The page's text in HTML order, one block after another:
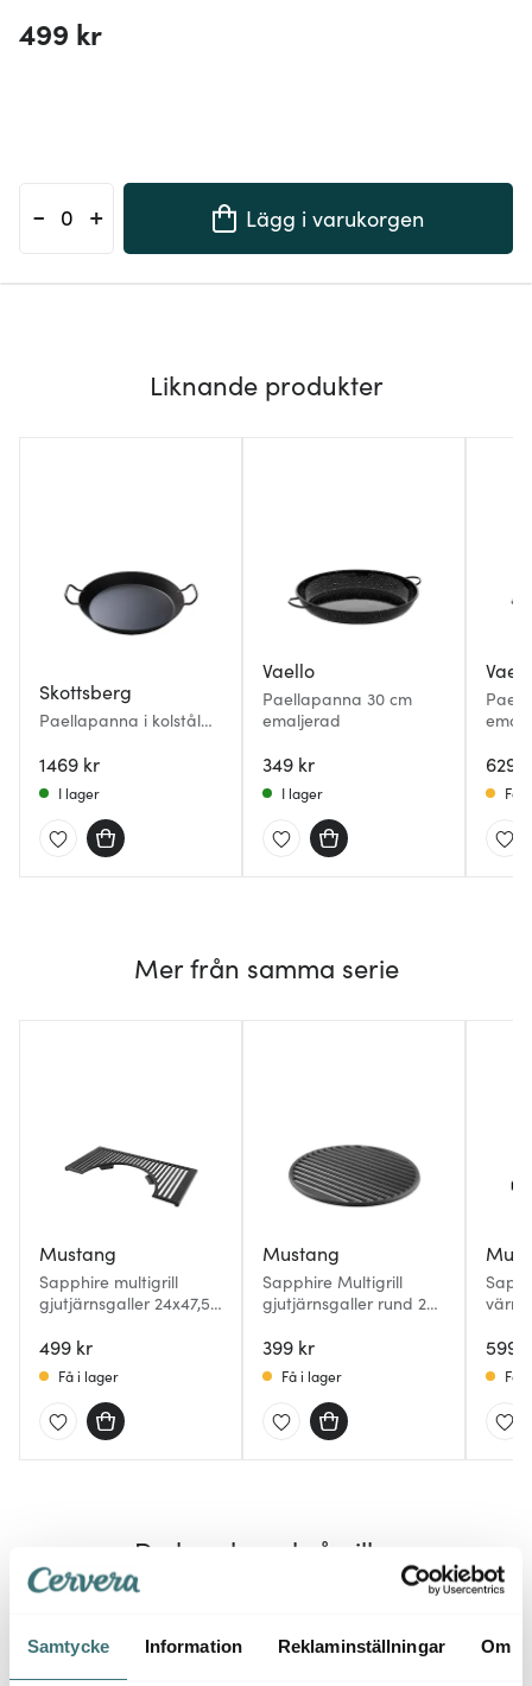
Samtycke Information Reklaminställningar Om
499 kr
- + Lägg i varukorgen
Liknande produkter
Skottsberg
Paellapanna i kolstål
1469 kr
I lager
Vaello
Paellapanna 30 cm
emaljerad
349 kr
I lager
629
Få
Mer från samma serie
Mustang
Sapphire multigrill
gjutjärnsgaller 24x47,5
499 kr
Få i lager
Mustang
Sapphire Multigrill
gjutjärnsgaller rund 29
399 kr
Få i lager
599
Få
Du kanske också gillar